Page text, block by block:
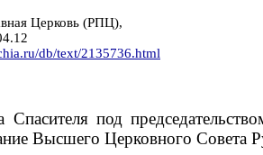
Церковь (РПЦ),
db/text/2135736.html
под
Высшего Церковного Совета